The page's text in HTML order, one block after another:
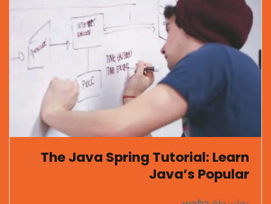
The Java Spring Tutorial: Learn
Java’s Popular